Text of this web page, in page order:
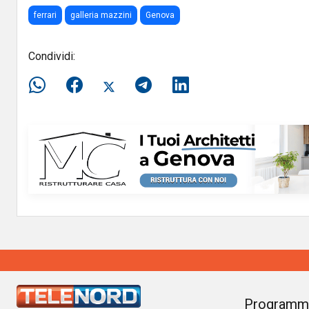
ferrari galleria mazzini Genova
Condividi: